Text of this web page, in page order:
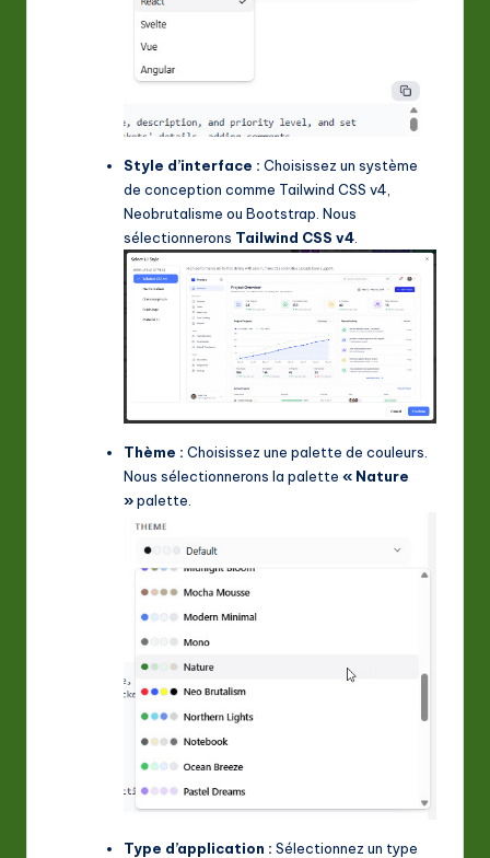
Style d’interface : Choisissez un système
de conception comme Tailwind CSS v4,
Neobrutalisme ou Bootstrap. Nous
sélectionnerons Tailwind CSS v4
Thème : Choisissez une palette de couleurs.
Nous sélectionnerons la palette « Nature
»palette.
Type d’application : Sélectionnez un type